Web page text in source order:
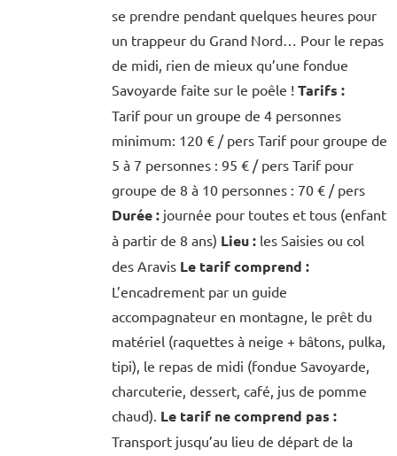
se prendre pendant quelques heures pour
un trappeur du Grand Nord… Pour le repas
de midi, rien de mieux qu’une fondue
Savoyarde faite sur le poêle ! Tarifs :
Tarif pour un groupe de 4 personnes
minimum: 120 € / pers Tarif pour groupe de
5 à 7 personnes : 95 € / pers Tarif pour
groupe de 8 à 10 personnes : 70 € / pers
Durée :journée pour toutes et tous (enfant
à partir de 8 ans) Lieu :les Saisies ou col
des Aravis Le tarif comprend :
L’encadrement par un guide
accompagnateur en montagne, le prêt du
matériel (raquettes à neige + bâtons, pulka,
tipi), le repas de midi (fondue Savoyarde,
charcuterie, dessert, café, jus de pomme
chaud). Le tarif ne comprend pas :
Transport jusqu’au lieu de départ de la